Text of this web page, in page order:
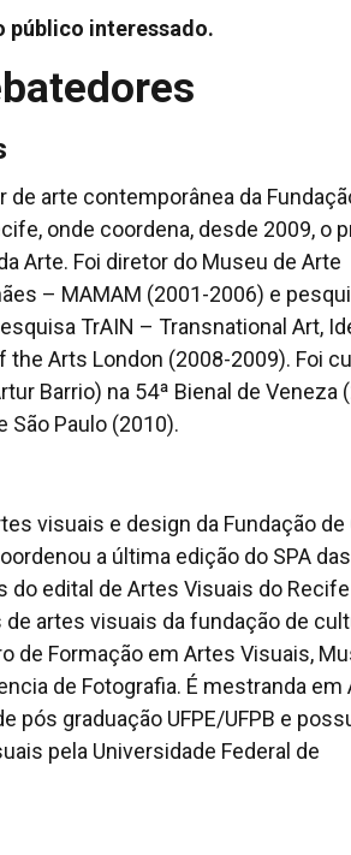
público interessado.
de arte contemporânea da
onde coordena, desde 2009, o
Arte. Foi diretor do Museu de Arte
– MAMAM (2001-2006) e
TrAIN – Transnational Art,
the Arts London (2008-2009). Foi
Barrio) na 54ª Bienal de Veneza
São Paulo (2010).
visuais e design da Fundação de
a última edição do SPA
do edital de Artes Visuais do
artes visuais da fundação de
de Formação em Artes Visuais,
de Fotografia. É mestranda em
pós graduação UFPE/UFPB e
pela Universidade Federal de